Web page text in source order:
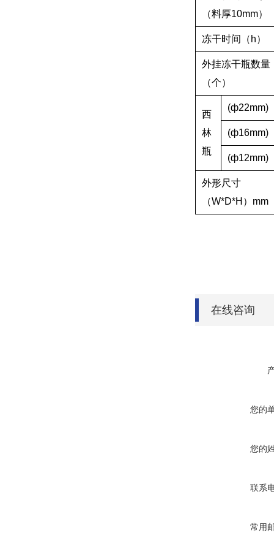
（料厚10mm）
冻干时间（h）
外挂冻干瓶数量
（个）
西
林
瓶
(ф22mm)
(ф16mm)
(ф12mm)
外形尺寸
（W*D*H）mm
在线咨询
您的
您的
联系
常用